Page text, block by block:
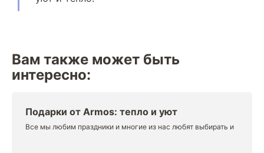
Вам также может быть
интересно:
Подарки от Armos: тепло и уют
Все мы любим праздники и многие из нас любят выбирать и